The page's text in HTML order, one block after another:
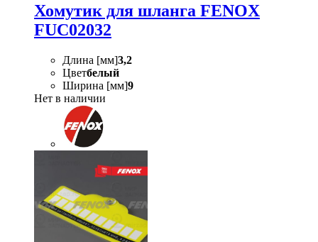
Хомутик для шланга FENOX
FUC02032
Длина [мм]3,2
Цветбелый
Ширина [мм]9
Нет в наличии